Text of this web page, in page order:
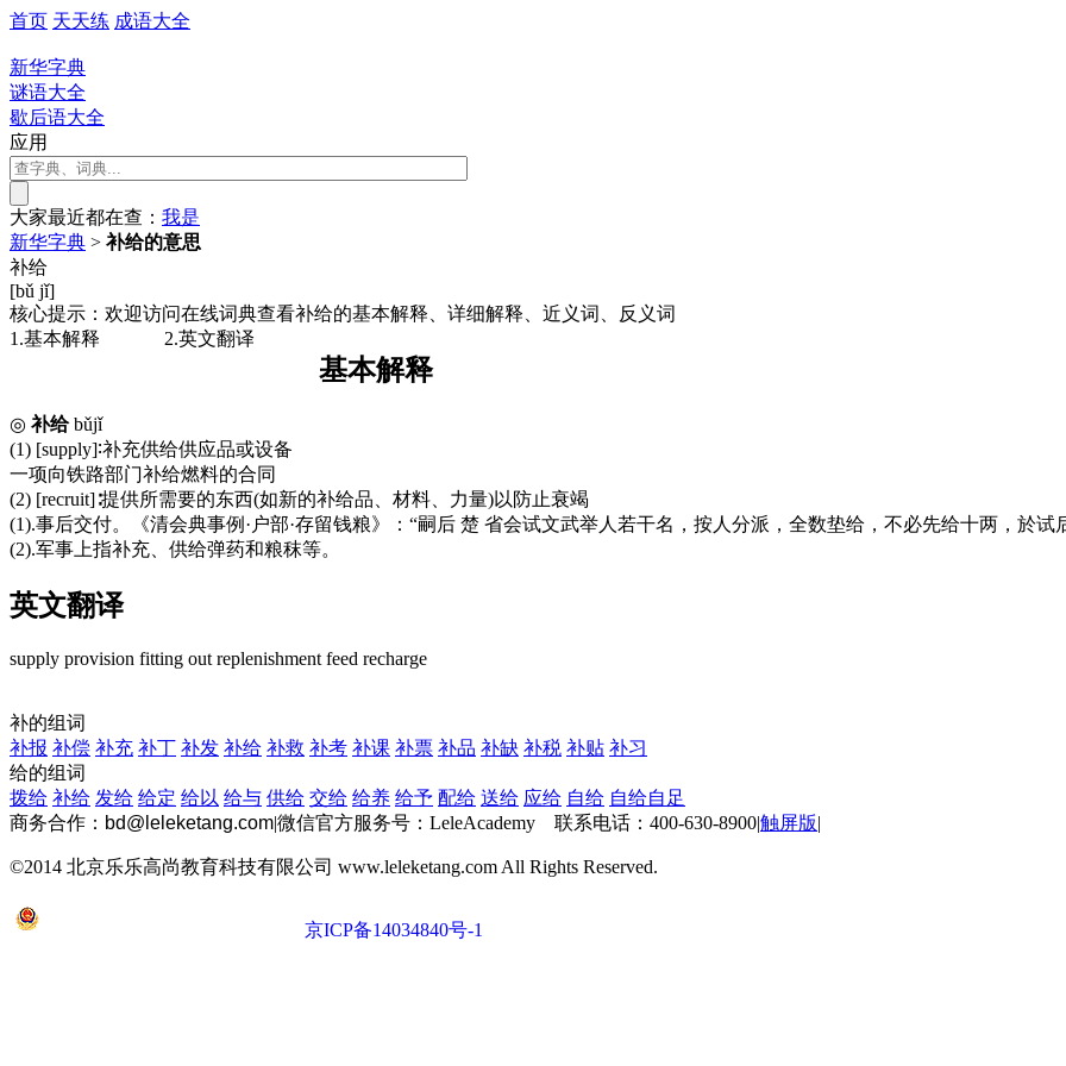
首页 天天练 成语大全
新华字典
谜语大全
歇后语大全
应用
大家最近都在查： 我是
新华字典 > 补给的意思
补给
[bǔ jǐ]
核心提示：欢迎访问在线词典查看补给的基本解释、详细解释、近义词、反义词
1.基本解释
2.英文翻译
基本解释
◎ 补给bǔjǐ
(1) [supply]∶补充供给供应品或设备
一项向铁路部门补给燃料的合同
(2) [recruit]∶提供所需要的东西(如新的补给品、材料、力量)以防止衰竭
(1).事后交付。《清会典事例·户部·存留钱粮》：“嗣后 楚 省会试文武举人若干名，按人分派，全数垫给，不必先给十两，於试
(2).军事上指补充、供给弹药和粮秣等。
英文翻译
supply provision fitting out replenishment feed recharge
补的组词
补报 补偿 补充 补丁 补发 补给 补救 补考 补课 补票 补品 补缺 补税 补贴 补习
给的组词
拨给 补给 发给 给定 给以 给与 供给 交给 给养 给予 配给 送给 应给 自给 自给自足
商务合作： bd@leleketang.com|微信官方服务号：LeleAcademy 联系电话：400-630-8900|触屏版|
©2014 北京乐乐高尚教育科技有限公司 www.leleketang.com All Rights Reserved.
京ICP备14034840号-1